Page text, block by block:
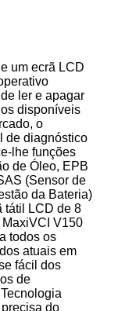
um ecrã LCD
ler e apagar
disponíveis
o
de diagnóstico
lhe funções
de Óleo, EPB
(Sensor de
da Bateria)
tátil LCD de 8
V150
todos os
atuais em
fácil dos
de
do